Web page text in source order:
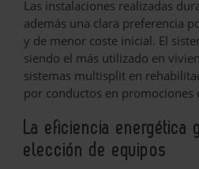
Las instalaciones realizadas
además una clara preferencia
y de menor coste inicial. El
siendo el más utilizado en
sistemas multisplit en
por conductos en promociones
La eficiencia
elección de equipos